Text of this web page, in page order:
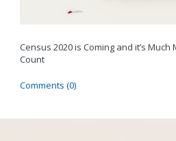
Census 2020 is Coming and it’s
Count
Comments (0)